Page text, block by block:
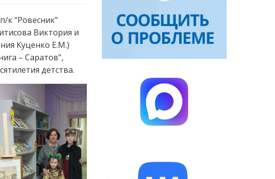
к “Ровесник”
Виктория и
Куценко Е.М.)
– Саратов”,
детства.